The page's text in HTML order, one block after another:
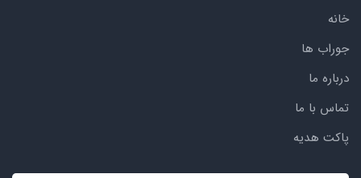
خانه
جوراب ها
درباره ما
تماس با ما
پاکت هدیه